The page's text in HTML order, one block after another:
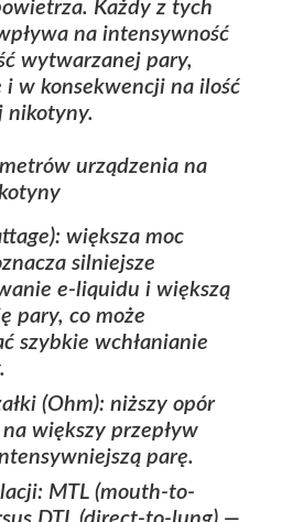
Każdy z tych
na intensywność
wytwarzanej pary,
w konsekwencji na ilość
nikotyny.
urządzenia na
większa moc
silniejsze
e‑liquidu i większą
pary, co może
szybkie wchłanianie
(Ohm): niższy opór
większy przepływ
parę.
MTL (mouth-to-